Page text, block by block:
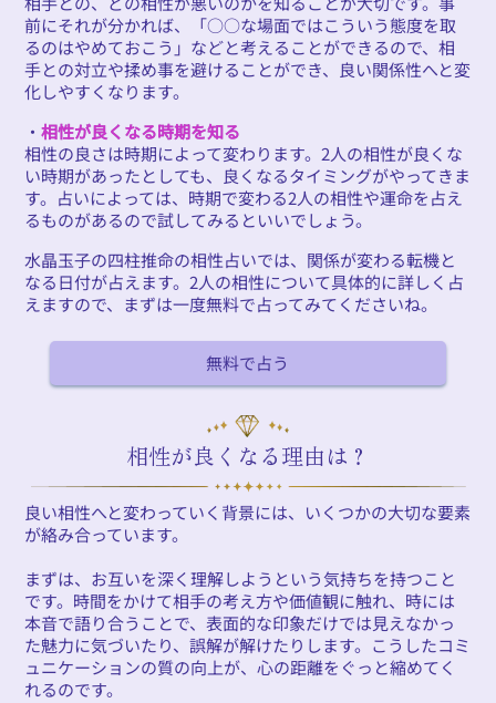
前にそれが分かれば、「○○な場面ではこういう態度を取
るのはやめておこう」などと考えることができるので、相
手との対立や揉め事を避けることができ、良い関係性へと変
化しやすくなります。
・相性が良くなる時期を知る
相性の良さは時期によって変わります。2人の相性が良くな
い時期があったとしても、良くなるタイミングがやってきま
す。占いによっては、時期で変わる2人の相性や運命を占え
るものがあるので試してみるといいでしょう。
水晶玉子の四柱推命の相性占いでは、関係が変わる転機と
なる日付が占えます。2人の相性について具体的に詳しく占
えますので、まずは一度無料で占ってみてくださいね。
無料で占う
相性が良くなる理由は？
良い相性へと変わっていく背景には、いくつかの大切な要素
が絡み合っています。
まずは、お互いを深く理解しようという気持ちを持つこと
です。時間をかけて相手の考え方や価値観に触れ、時には
本音で語り合うことで、表面的な印象だけでは見えなかっ
た魅力に気づいたり、誤解が解けたりします。こうしたコミ
ュニケーションの質の向上が、心の距離をぐっと縮めてく
れるのです。